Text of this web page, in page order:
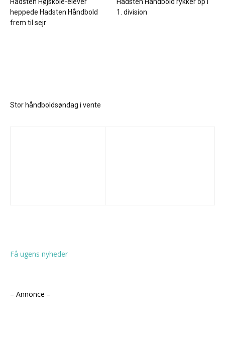
heppede Hadsten Håndbold
frem til sejr
1. division
Stor håndboldsøndag i vente
Få ugens nyheder
– Annonce –